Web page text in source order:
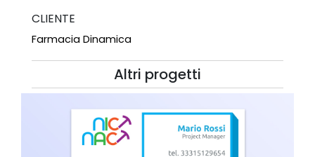
CLIENTE
Farmacia Dinamica
Altri progetti